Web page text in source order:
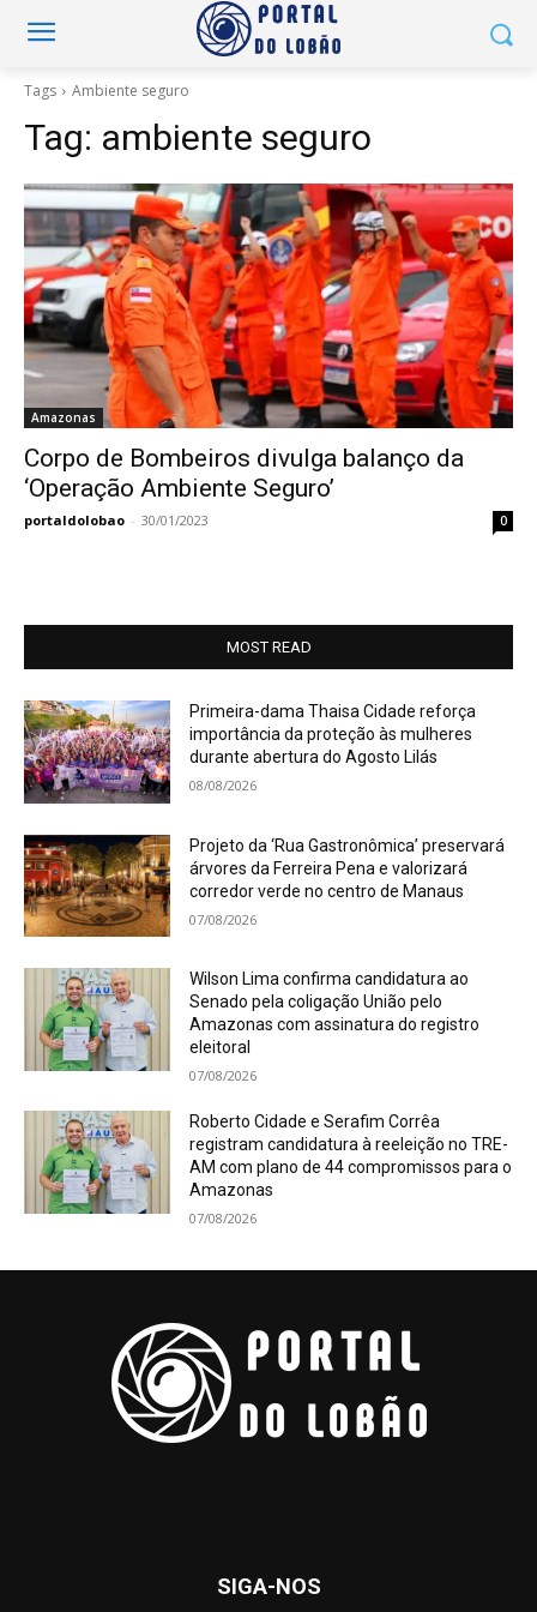
Tags Ambiente seguro
Tag: ambiente seguro
Amazonas
Corpo de Bombeiros divulga balanço da
‘Operação Ambiente Seguro’
portaldolobao - 30/01/2023 0
MOST READ
Primeira-dama Thaisa Cidade reforça
importância da proteção às mulheres
durante abertura do Agosto Lilás
08/08/2026
Projeto da ‘Rua Gastronômica’ preservará
árvores da Ferreira Pena e valorizará
corredor verde no centro de Manaus
07/08/2026
Wilson Lima confirma candidatura ao
Senado pela coligação União pelo
Amazonas com assinatura do registro
eleitoral
07/08/2026
Roberto Cidade e Serafim Corrêa
registram candidatura à reeleição no TRE-
AM com plano de 44 compromissos para o
Amazonas
07/08/2026
SIGA-NOS